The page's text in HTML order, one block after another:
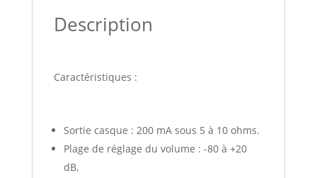
Description
Caractéristiques :
Sortie casque : 200 mA sous 5 à 10 ohms.
Plage de réglage du volume : -80 à +20
dB,